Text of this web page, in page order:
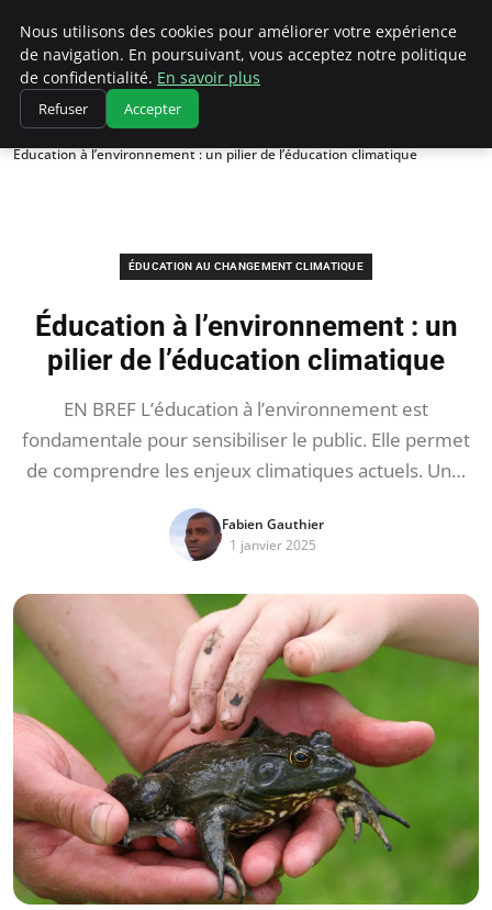
Climatedebtagents
Accueil
Éducation au changement climatique
Éducation à l’environnement : un pilier de l’éducation climatique
ÉDUCATION AU CHANGEMENT CLIMATIQUE
Éducation à l’environnement : un
pilier de l’éducation climatique
EN BREF L’éducation à l’environnement est
fondamentale pour sensibiliser le public. Elle permet
de comprendre les enjeux climatiques actuels. Un…
Fabien Gauthier
1 janvier 2025
Nous utilisons des cookies pour améliorer votre expérience
de navigation. En poursuivant, vous acceptez notre politique
de confidentialité. En savoir plus
Refuser Accepter